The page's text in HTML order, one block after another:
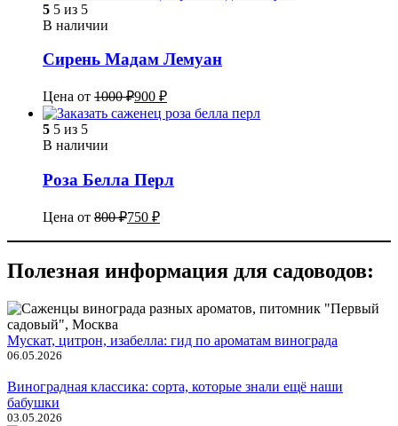
5 5 из 5
В наличии
Сирень Мадам Лемуан
Цена от 1000₽900 ₽
5 5 из 5
В наличии
Роза Белла Перл
Цена от 800₽750 ₽
Полезная информация для садоводов:
Мускат, цитрон, изабелла: гид по ароматам винограда
06.05.2026
Виноградная классика: сорта, которые знали ещё наши
бабушки
03.05.2026